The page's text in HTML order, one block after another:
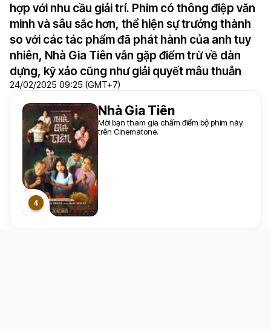
hợp với nhu cầu giải trí. Phim có thông điệp văn
minh và sâu sắc hơn, thể hiện sự trưởng thành
so với các tác phẩm đã phát hành của anh tuy
nhiên, Nhà Gia Tiên vẫn gặp điểm trừ về dàn
dựng, kỹ xảo cũng như giải quyết mâu thuẫn
24/02/2025 09:25 (GMT+7)
Nhà Gia Tiên
Mời bạn tham gia chấm điểm bộ phim này
trên Cinematone.